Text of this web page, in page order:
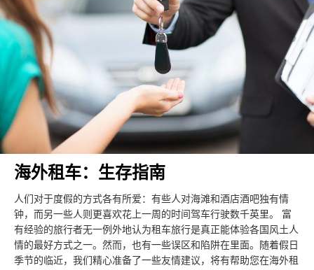
海外租车：生存指南
人们对于度假的方式各有所爱：有些人对海滩和酒店酒吧独有情
钟，而另一些人则更喜欢花上一周的时间驾车行驶数千英里。 富
有经验的旅行者无一例外地认为租车旅行是真正能体验各国风土人
情的最好方式之一。然而，也有一些误区和陷阱在里面。随着假日
季节的临近，我们精心准备了一些友情建议，将有帮助您在海外租